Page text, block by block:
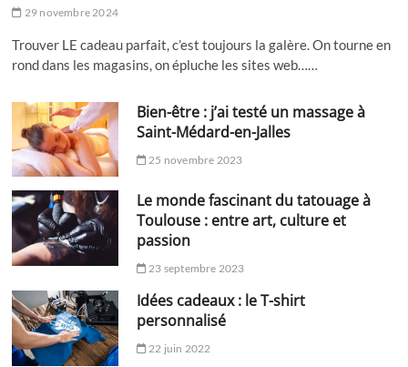
29 novembre 2024
Trouver LE cadeau parfait, c’est toujours la galère. On tourne en
rond dans les magasins, on épluche les sites web……
Bien-être : j’ai testé un massage à
Saint-Médard-en-Jalles
25 novembre 2023
Le monde fascinant du tatouage à
Toulouse : entre art, culture et
passion
23 septembre 2023
Idées cadeaux : le T-shirt
personnalisé
22 juin 2022